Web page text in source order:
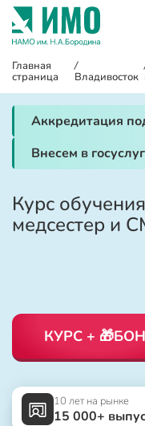
Главная
страница
/
Владивосток
Аккредитация
Внесем в
Курс
медсестер и
КУРС +
10 лет на рынке
15 000+